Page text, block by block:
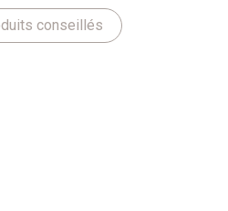
conseillés